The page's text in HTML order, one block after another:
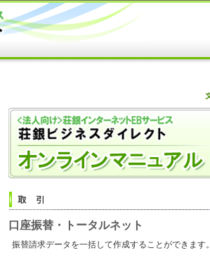
口座振替・トータルネット
振替請求データを一括して作成することができます。